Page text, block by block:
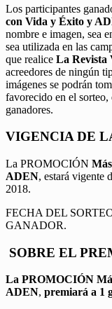
Los participantes
con Vida y Éxito y
nombre e imagen, sea
sea utilizada en las
que realice La Revista
acreedores de ningún
imágenes se podrán
favorecido en el
ganadores.
VIGENCIA DE
La PROMOCIÓN
ADEN, estará vigente
2018.
FECHA DEL
GANADOR.
SOBRE EL
La PROMOCIÓN
ADEN, premiará a 1